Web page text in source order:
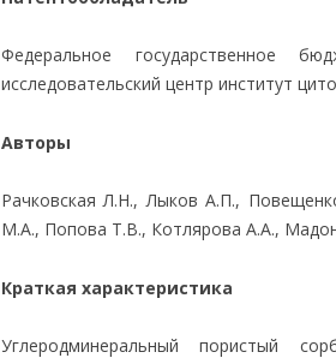
Федеральное государственное
исследовательский центр институт
Авторы
Рачковская Л.Н., Лыков А.П.,
М.А., Попова Т.В., Котлярова А.А.,
Краткая характеристика
Углеродминеральный пористый